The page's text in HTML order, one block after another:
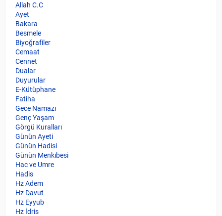
Allah C.C
Ayet
Bakara
Besmele
Biyoğrafiler
Cemaat
Cennet
Dualar
Duyurular
E-Kütüphane
Fatiha
Gece Namazı
Genç Yaşam
Görgü Kuralları
Günün Ayeti
Günün Hadisi
Günün Menkıbesi
Hac ve Umre
Hadis
Hz Adem
Hz Davut
Hz Eyyub
Hz İdris